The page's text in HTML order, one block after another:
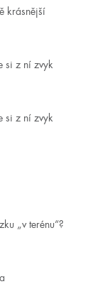
krásnější
si z ní zvyk
si z ní zvyk
„v terénu“?